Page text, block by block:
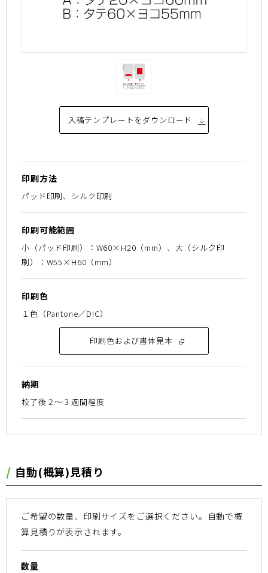
入稿テンプレートをダウンロード
印刷方法
パッド印刷、シルク印刷
印刷可能範囲
小（パッド印刷）：W60×H20（mm）、大（シルク印
刷）：W55×H60（mm）
印刷色
１色（Pantone／DIC）
印刷色および書体見本
納期
校了後２〜３週間程度
⾃動(概算)⾒積り
ご希望の数量、印刷サイズをご選択ください。 ⾃動で概
算⾒積りが表⽰されます。
数量